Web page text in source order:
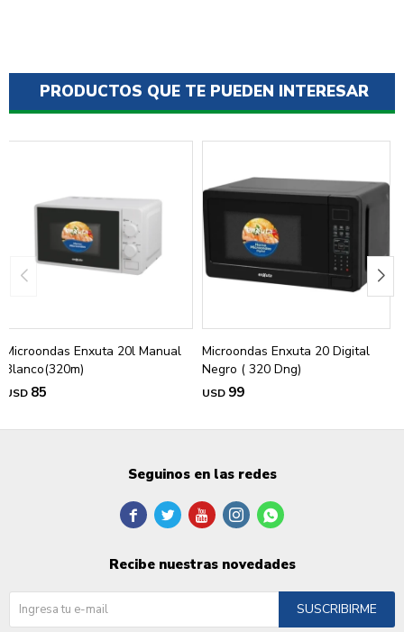
PRODUCTOS QUE TE PUEDEN INTERESAR
Microondas Enxuta 20l Manual
Blanco(320m)
USD 85
Microondas Enxuta 20 Digital
Negro ( 320 Dng)
USD 99
Seguinos en las redes
    
Recibe nuestras novedades
SUSCRIBIRME